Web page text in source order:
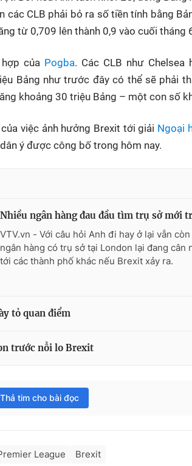
các CLB phải bỏ ra số tiền tính bằng
từ 0,709 lên thành 0,9 vào cuối tháng
của Pogba. Các CLB như
Bảng như trước đây có thể sẽ phải
khoảng 30 triệu Bảng – một con số
việc ảnh hưởng Brexit tới giải Ngoại
ý được công bố trong hôm nay.
Nhiều ngân hàng đau đầu tìm trụ sở mới
VTV.vn - Với câu hỏi Anh đi hay ở lại vẫn
ngân hàng có trụ sở tại London lại đang cân
tới các thành phố khác nếu Brexit xảy ra.
tỏ quan điểm
trước nỗi lo Brexit
tim cho bài đọc
League Brexit